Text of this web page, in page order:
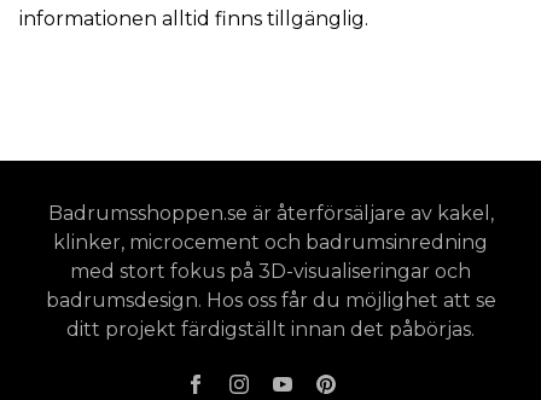
informationen alltid finns tillgänglig.
Badrumsshoppen.se är återförsäljare av kakel,
klinker, microcement och badrumsinredning
med stort fokus på 3D-visualiseringar och
badrumsdesign. Hos oss får du möjlighet att se
ditt projekt färdigställt innan det påbörjas.